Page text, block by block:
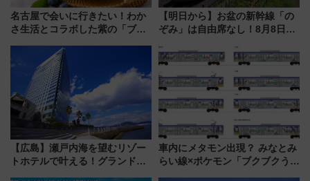
名古屋で会いに行きたい！わか
さ生活とコラボした紫の「ブル
【明日から】お盆の新幹線「の
ぞみ」は自由席なし！8月8日午
せば空きが見つかることも 混
雑避ける「空席」探しのコツ
【広島】瀬戸内海を望むリゾー
トホテルで叶える！グランドプ
車内にメタモン出現？ みなとみ
らい線×ポケモン「ブクブクうみ